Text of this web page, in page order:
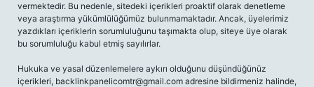
vermektedir. Bu nedenle, sitedeki içerikleri proaktif olarak denetleme
veya araştırma yükümlülüğümüz bulunmamaktadır. Ancak, üyelerimiz
yazdıkları içeriklerin sorumluluğunu taşımakta olup, siteye üye olarak
bu sorumluluğu kabul etmiş sayılırlar.
Hukuka ve yasal düzenlemelere aykırı olduğunu düşündüğünüz
içerikleri, backlinkpanelicomtr@gmail.com adresine bildirmeniz halinde,